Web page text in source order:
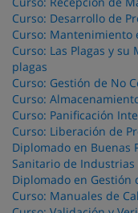
Curso: Desarrollo de
Curso: Mantenimiento
Curso: Las Plagas y
plagas
Curso: Gestión de No
Curso:
Curso: Panificación
Curso: Liberación de
Diplomado en Buenas
Sanitario de Industrias
Diplomado en
Curso: Manuales de